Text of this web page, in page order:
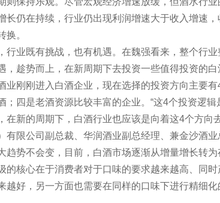
长仍在持续，行业仍出现利润增速大于收入增速
换。
行业既有挑战，也有机遇。在魏强看来，整个行
，趁势而上，在新周期下去投资一些值得投资的白
业刚刚进入白酒企业，现在选择的投资方向主要
；四是老酒资源比较丰富的企业。“这4个投资逻
在新的周期下，白酒行业也应该是向着这4个方向
有限公司副总裁、华润酒业副总经理、兼金沙酒
趋势不会变，目前，白酒市场逐渐从增量增长转
的核心在于消费者对于口味的要求越来越高、同
越好，另一方面也需要在同样的口味下进行精细